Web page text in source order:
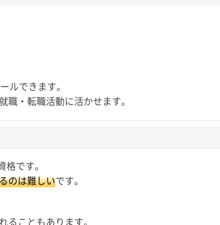
ルできます。
職・転職活動に活かせます。
です。
のは難しいです。
こともあります。